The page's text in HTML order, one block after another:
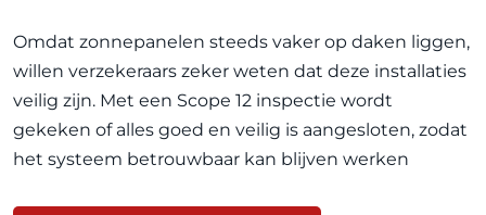
Omdat zonnepanelen steeds vaker op daken liggen,
willen verzekeraars zeker weten dat deze installaties
veilig zijn. Met een Scope 12 inspectie wordt
gekeken of alles goed en veilig is aangesloten, zodat
het systeem betrouwbaar kan blijven werken